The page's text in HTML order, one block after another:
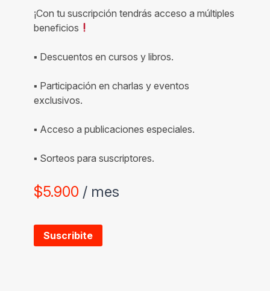
¡Con tu suscripción tendrás acceso a múltiples
beneficios
▪ Descuentos en cursos y libros.
▪ Participación en charlas y eventos
exclusivos.
▪ Acceso a publicaciones especiales.
▪ Sorteos para suscriptores.
$5.900 / mes
Suscribite